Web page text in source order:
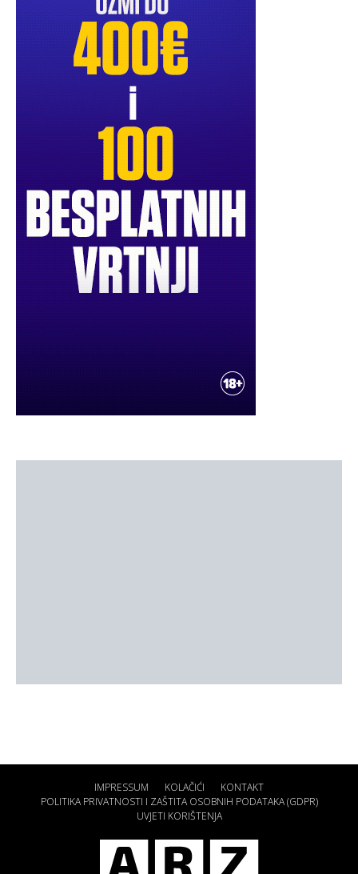
IMPRESSUM KOLAČIĆI
KONTAKT
POLITIKA PRIVATNOSTI I ZAŠTITA OSOBNIH PODATAKA (GDPR)
UVJETI KORIŠTENJA